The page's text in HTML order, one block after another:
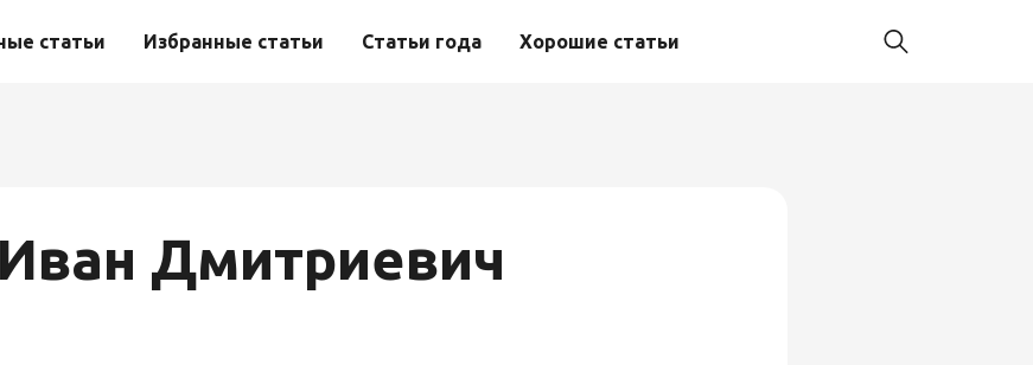
статьи Избранные статьи Статьи года Хорошие статьи
Дмитриевич